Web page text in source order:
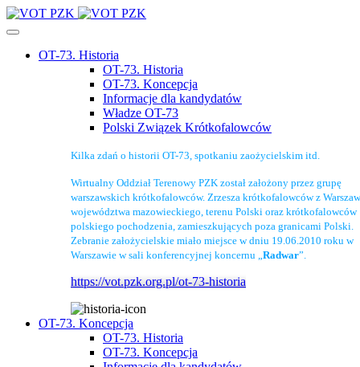
OT-73. Historia
OT-73. Historia
OT-73. Koncepcja
Informacje dla kandydatów
Władze OT-73
Polski Związek Krótkofalowców
Kilka zdań o historii OT-73, spotkaniu zaożycielskim itd.
Wirtualny Oddział Terenowy PZK został założony przez grupę
warszawskich krótkofalowców. Zrzesza krótkofalowców z
województwa mazowieckiego, terenu Polski oraz krótkofalowców
polskiego pochodzenia, zamieszkujących poza granicami Polski.
Zebranie założycielskie miało miejsce w dniu 19.06.2010 roku w
Warszawie w sali konferencyjnej koncernu „Radwar”.
https://vot.pzk.org.pl/ot-73-historia
OT-73. Koncepcja
OT-73. Historia
OT-73. Koncepcja